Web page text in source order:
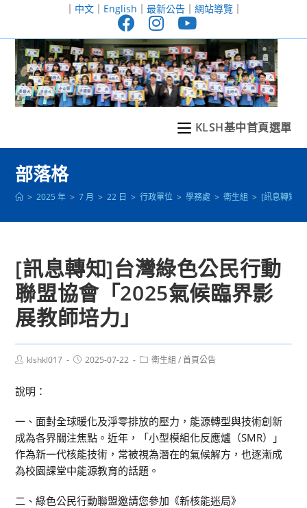
至
｜ 中文｜ English ｜ 最新公告｜ 網站導覽｜
KLSH基中首頁選單
部落格
> 2025 年 > 7 月 > 22 日 > 行政單位 > 學務處 > 衛生組 > [訊息轉知]
[訊息轉知]台灣綠色公民行動
聯盟協會「2025氣候臨界影
展教師培力」
Postklshkl017
Post2025-07-22
Post衛生組 / 首頁公告
說明：
一、面對全球暖化及淨零排放的壓力，能源轉型與技術創新
成為各界關注焦點。近年，「小型模組化反應爐（SMR）」
作為新一代核能技術，常被視為潛在的氣候解方，也逐漸成
為校園課堂中能源教育的話題。
二、綠色公民行動聯盟邀請您參加《新核能迷局》